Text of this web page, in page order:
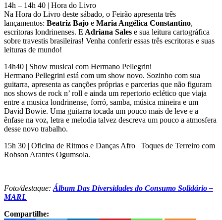
14h – 14h 40 | Hora do Livro
Na Hora do Livro deste sábado, o Feirão apresenta três
lançamentos: Beatriz Bajo e Maria Angélica Constantino,
escritoras londrinenses. E Adriana Sales e sua leitura cartográfica
sobre travestis brasileiras! Venha conferir essas três escritoras e suas
leituras de mundo!
14h40 | Show musical com Hermano Pellegrini
Hermano Pellegrini está com um show novo. Sozinho com sua
guitarra, apresenta as canções próprias e parcerias que não figuram
nos shows de rock n’ roll e ainda um repertorio eclético que viaja
entre a musica londrinense, forró, samba, música mineira e um
David Bowie. Uma guitarra tocada um pouco mais de leve e a
ênfase na voz, letra e melodia talvez descreva um pouco a atmosfera
desse novo trabalho.
15h 30 | Oficina de Ritmos e Danças Afro | Toques de Terreiro com
Robson Arantes Ogumsola.
Foto/destaque: Álbum Das Diversidades do Consumo Solidário –
MARL
Compartilhe: